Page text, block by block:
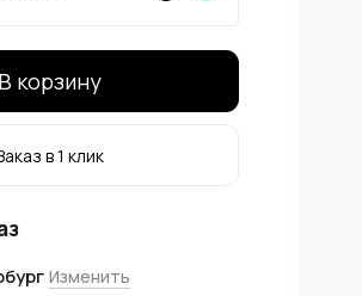
В корзину
в 1 клик
Изменить